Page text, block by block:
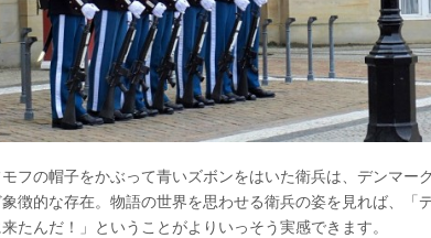
フの帽子をかぶって青いズボンをはいた衛兵は、デンマー
徴的な存在。物語の世界を思わせる衛兵の姿を見れば、「
たんだ！」ということがよりいっそう実感できます。